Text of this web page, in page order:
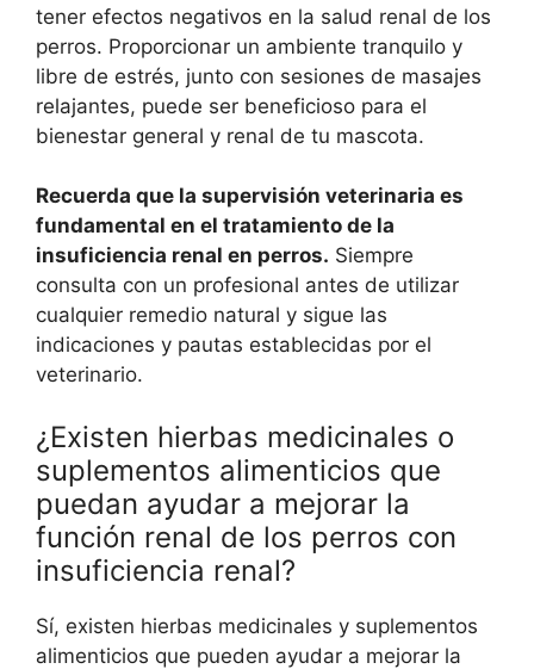
tener efectos negativos en la salud renal de los
perros. Proporcionar un ambiente tranquilo y
libre de estrés, junto con sesiones de masajes
relajantes, puede ser beneficioso para el
bienestar general y renal de tu mascota.
Recuerda que la supervisión veterinaria es
fundamental en el tratamiento de la
insuficiencia renal en perros. Siempre
consulta con un profesional antes de utilizar
cualquier remedio natural y sigue las
indicaciones y pautas establecidas por el
veterinario.
¿Existen hierbas medicinales o
suplementos alimenticios que
puedan ayudar a mejorar la
función renal de los perros con
insuficiencia renal?
Sí, existen hierbas medicinales y suplementos
alimenticios que pueden ayudar a mejorar la